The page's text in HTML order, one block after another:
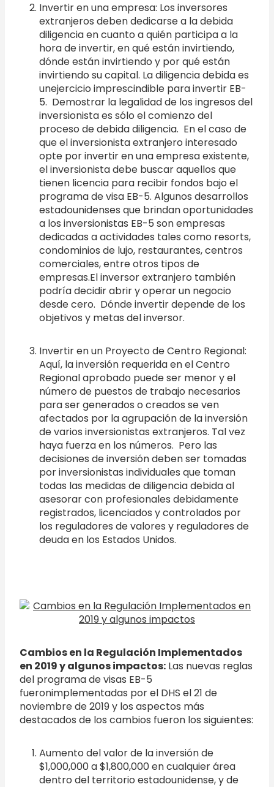
Invertir en una empresa: Los inversores
extranjeros deben dedicarse a la debida
diligencia en cuanto a quién participa a la
hora de invertir, en qué están invirtiendo,
dónde están invirtiendo y por qué están
invirtiendo su capital. La diligencia debida es
unejercicio imprescindible para invertir EB-
5. Demostrar la legalidad de los ingresos del
inversionista es sólo el comienzo del
proceso de debida diligencia. En el caso de
que el inversionista extranjero interesado
opte por invertir en una empresa existente,
el inversionista debe buscar aquellos que
tienen licencia para recibir fondos bajo el
programa de visa EB-5. Algunos desarrollos
estadounidenses que brindan oportunidades
a los inversionistas EB-5 son empresas
dedicadas a actividades tales como resorts,
condominios de lujo, restaurantes, centros
comerciales, entre otros tipos de
empresas.El inversor extranjero también
podría decidir abrir y operar un negocio
desde cero. Dónde invertir depende de los
objetivos y metas del inversor.
Invertir en un Proyecto de Centro Regional:
Aquí, la inversión requerida en el Centro
Regional aprobado puede ser menor y el
número de puestos de trabajo necesarios
para ser generados o creados se ven
afectados por la agrupación de la inversión
de varios inversionistas extranjeros. Tal vez
haya fuerza en los números. Pero las
decisiones de inversión deben ser tomadas
por inversionistas individuales que toman
todas las medidas de diligencia debida al
asesorar con profesionales debidamente
registrados, licenciados y controlados por
los reguladores de valores y reguladores de
deuda en los Estados Unidos.
Cambios en la Regulación Implementados
en 2019 y algunos impactos: Las nuevas reglas
del programa de visas EB-5
fueronimplementadas por el DHS el 21 de
noviembre de 2019 y los aspectos más
destacados de los cambios fueron los siguientes:
Aumento del valor de la inversión de
$1,000,000 a $1,800,000 en cualquier área
dentro del territorio estadounidense, y de